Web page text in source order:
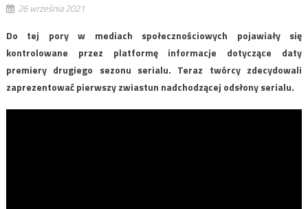
26 września 2021
Do tej pory w mediach społecznościowych pojawiały się
kontrolowane przez platformę informacje dotyczące daty
premiery drugiego sezonu serialu. Teraz twórcy zdecydowali
zaprezentować pierwszy zwiastun nadchodzącej odsłony serialu.